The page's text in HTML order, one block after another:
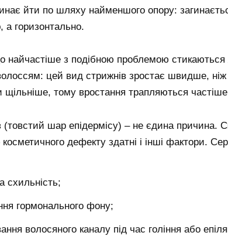
йти по шляху найменшого опору:
а горизонтально.
найчастіше з подібною проблемою
цей вид стрижнів зростає швидше, ніж
щільніше, тому вростання трапляються
(товстий шар епідермісу) – не єдина причина.
косметичного дефекту здатні і інші фактори.
схильність;
гормонального фону;
волосяного каналу під час гоління або